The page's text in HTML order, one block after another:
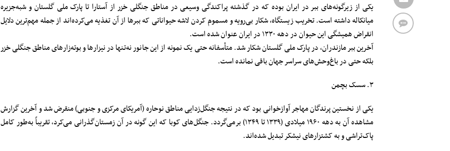
یکی از زیرگونه‌های ببر در ایران بوده که در گذشته پراکندگی وسیعی در مناطق جنگلی خزر از آستارا تا پارک ملی گلستان و شبه‌جزیره
میانکاله داشته است. تخریب زیستگاه، شکار بی‌رویه و مسموم کردن لاشه حیواناتی که ببر‌ها از آن تغذیه می‌کرده‌اند از جمله مهم‌ترین دلایل
انقراض همیشگی این حیوان در دهه ۱۳۳۰ در ایران عنوان شده است.
آخرین ببر مازندران، در پارک ملی گلستان شکار شد. متأسفانه حتی یک نمونه از این جانور نه‌تنها در نیزار‌ها و بوته‌زار‌های مناطق جنگلی خزر
بلکه حتی در باغ‌وحش‌های سراسر جهان باقی نمانده است.
۳. سسک بچمن
یکی از نخستین پرندگان مهاجر آوازخوانی بود که در نتیجه جنگل‌زدایی مناطق نوحاره (آمریکای مرکزی و جنوبی) منقرض شد و آخرین گزارش
مشاهده آن به دهه ۱۹۶۰ میلادی (۱۳۳۹ تا ۱۳۴۹) برمی‌گردد. جنگل‌های کوبا که این‌ گونه در آن زمستان‌گذرانی می‌کرد، تقریباً به‌طور کامل
پاک‌تراشی و به کشتزار‌های نیشکر تبدیل شده‌اند.